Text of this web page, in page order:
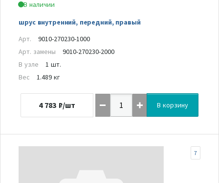
В наличии
шрус внутренний, передний, правый
Арт.
9010-270230-1000
Арт. замены
9010-270230-2000
В узле
1 шт.
Вес
1.489 кг
4 783 ₽/шт В корзину
7